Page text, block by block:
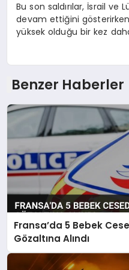
Bu son saldırılar, İsrail ve
devam ettiğini
yüksek olduğu bir kez
Benzer Haberler
Fransa’da 5 Bebek
Gözaltına Alındı